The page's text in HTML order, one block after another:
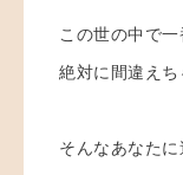
この世の中で一
絶対に間違えち
そんなあなた